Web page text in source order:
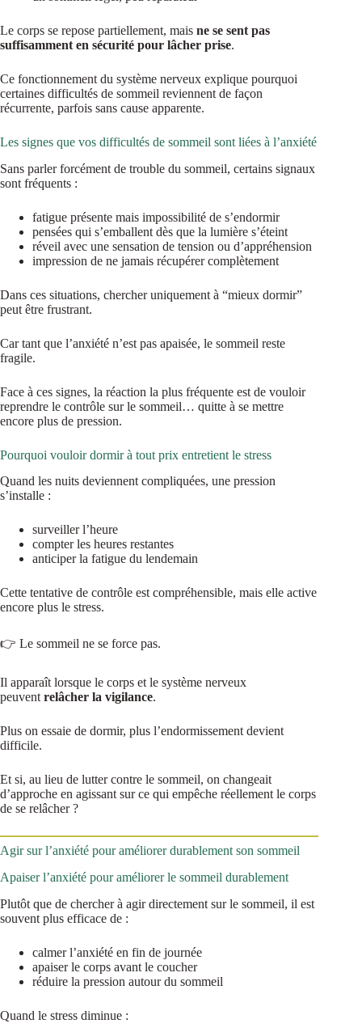
Le corps se repose partiellement, mais ne se sent pas
suffisamment en sécurité pour lâcher prise.
Ce fonctionnement du système nerveux explique pourquoi
certaines difficultés de sommeil reviennent de façon
récurrente, parfois sans cause apparente.
Les signes que vos difficultés de sommeil sont liées à l’anxiété
Sans parler forcément de trouble du sommeil, certains signaux
sont fréquents :
fatigue présente mais impossibilité de s’endormir
pensées qui s’emballent dès que la lumière s’éteint
réveil avec une sensation de tension ou d’appréhension
impression de ne jamais récupérer complètement
Dans ces situations, chercher uniquement à “mieux dormir”
peut être frustrant.
Car tant que l’anxiété n’est pas apaisée, le sommeil reste
fragile.
Face à ces signes, la réaction la plus fréquente est de vouloir
reprendre le contrôle sur le sommeil… quitte à se mettre
encore plus de pression.
Pourquoi vouloir dormir à tout prix entretient le stress
Quand les nuits deviennent compliquées, une pression
s’installe :
surveiller l’heure
compter les heures restantes
anticiper la fatigue du lendemain
Cette tentative de contrôle est compréhensible, mais elle active
encore plus le stress.
👉 Le sommeil ne se force pas.
Il apparaît lorsque le corps et le système nerveux
peuvent relâcher la vigilance.
Plus on essaie de dormir, plus l’endormissement devient
difficile.
Et si, au lieu de lutter contre le sommeil, on changeait
d’approche en agissant sur ce qui empêche réellement le corps
de se relâcher ?
Agir sur l’anxiété pour améliorer durablement son sommeil
Apaiser l’anxiété pour améliorer le sommeil durablement
Plutôt que de chercher à agir directement sur le sommeil, il est
souvent plus efficace de :
calmer l’anxiété en fin de journée
apaiser le corps avant le coucher
réduire la pression autour du sommeil
Quand le stress diminue :